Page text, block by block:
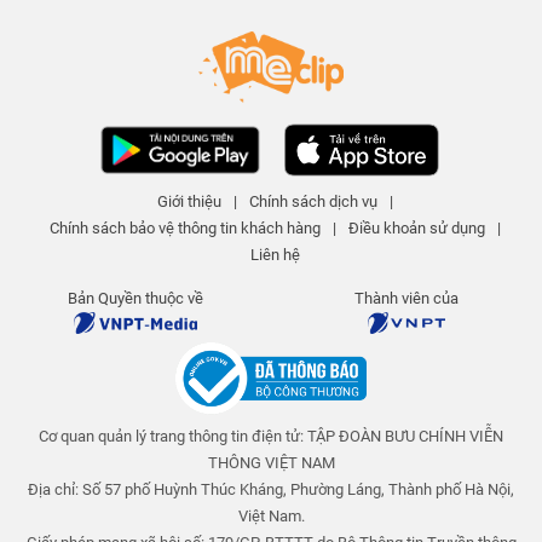
toàn cho trẻ em
An toàn cho trẻ em
25 N lượt xem
04:01
Nuốt kẹo dính ruột - Tập 311 | An
toàn cho trẻ em
An toàn cho trẻ em
25 N lượt xem 4 năm trước
03:58
Giấc mơ giận dỗi - Tập 310 | An
25 N lượt xem - 4 năm trước
Những múi cam mọng nước - Tập
309 | An toàn cho trẻ em
An toàn cho trẻ em
25 N lượt xem
Giới thiệu | Chính sách dịch vụ
|
Chính sách bảo vệ thông tin khách hàng
| Điều khoản sử dụng
|
Liên hệ
Bản Quyền thuộc về Thành viên của
Cơ quan quản lý trang thông tin điện tử: TẬP ĐOÀN BƯU CHÍNH VIỄN
THÔNG VIỆT NAM
Địa chỉ: Số 57 phố Huỳnh Thúc Kháng, Phường Láng, Thành phố Hà Nội,
Việt Nam.